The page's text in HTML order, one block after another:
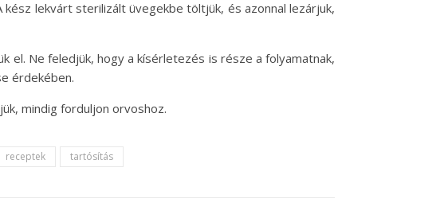
lekvárt sterilizált üvegekbe töltjük, és azonnal lezárjuk,
el. Ne feledjük, hogy a kísérletezés is része a folyamatnak,
érdekében.
mindig forduljon orvoshoz.
receptek tartósítás